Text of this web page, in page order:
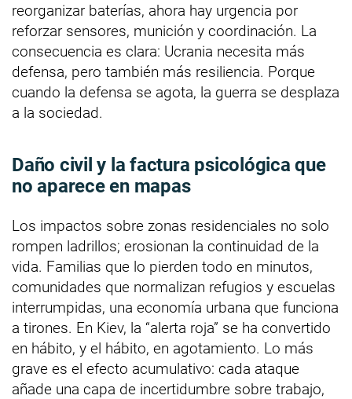
reorganizar baterías, ahora hay urgencia por
reforzar sensores, munición y coordinación. La
consecuencia es clara: Ucrania necesita más
defensa, pero también más resiliencia. Porque
cuando la defensa se agota, la guerra se desplaza
a la sociedad.
Daño civil y la factura psicológica que
no aparece en mapas
Los impactos sobre zonas residenciales no solo
rompen ladrillos; erosionan la continuidad de la
vida. Familias que lo pierden todo en minutos,
comunidades que normalizan refugios y escuelas
interrumpidas, una economía urbana que funciona
a tirones. En Kiev, la “alerta roja” se ha convertido
en hábito, y el hábito, en agotamiento. Lo más
grave es el efecto acumulativo: cada ataque
añade una capa de incertidumbre sobre trabajo,